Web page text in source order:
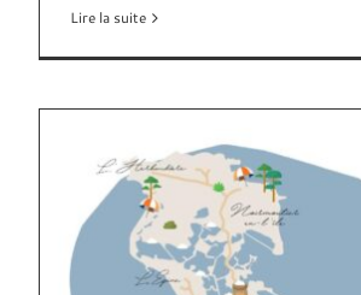
Lire la suite